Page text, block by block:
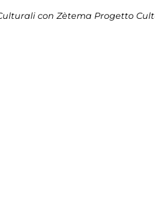
con Zètema Progetto